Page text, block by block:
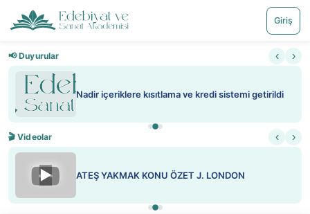
Giriş
📢 Duyurular ‹ ›
Nadir içeriklere kısıtlama ve kredi sistemi getirildi
🎬 Videolar ‹ ›
▶ ATEŞ YAKMAK KONU ÖZET J. LONDON